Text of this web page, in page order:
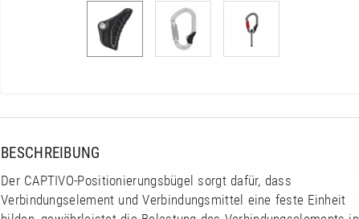
BESCHREIBUNG
Der CAPTIVO-Positionierungsbügel sorgt dafür, dass
Verbindungselement und Verbindungsmittel eine feste Einheit